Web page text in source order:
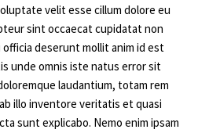
velit esse cillum dolore eu
sint occaecat cupidatat non
deserunt mollit anim id est
unde omnis iste natus error sit
laudantium, totam rem
illo inventore veritatis et quasi
sunt explicabo. Nemo enim ipsam